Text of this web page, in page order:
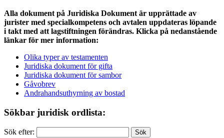
Alla dokument på Juridiska Dokument är upprättade av
jurister med specialkompetens och avtalen uppdateras löpande
i takt med att lagstiftningen förändras. Klicka på nedanstående
länkar för mer information:
Olika typer av testamenten
Juridiska dokument för gifta
Juridiska dokument för sambor
Gåvobrev
Andrahandsuthyrning av bostad
Sökbar juridisk ordlista:
Sök efter: